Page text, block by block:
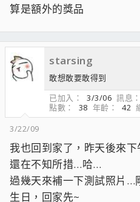
算是額外的獎品
starsing
敢想敢要敢得到
已加入
3/3/06 訊息
點數
38 年齡 42
3/22/09
我也回到家了，昨天後來下
還在不知所措…哈…
過幾天來補一下測試照片…
生日，回家先~